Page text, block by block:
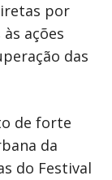
por
ações
das
de forte
da
do Festival